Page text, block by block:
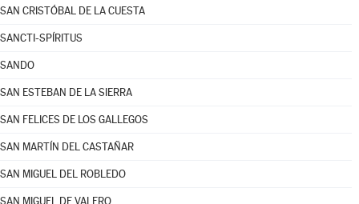
SAN CRISTÓBAL DE LA CUESTA
SANCTI-SPÍRITUS
SANDO
SAN ESTEBAN DE LA SIERRA
SAN FELICES DE LOS GALLEGOS
SAN MARTÍN DEL CASTAÑAR
SAN MIGUEL DEL ROBLEDO
SAN MIGUEL DE VALERO